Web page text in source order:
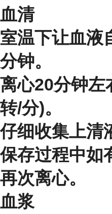
血清
室温下让血液
分钟。
离心20分钟左
转/分)。
仔细收集上清
保存过程中如
再次离心。
血浆